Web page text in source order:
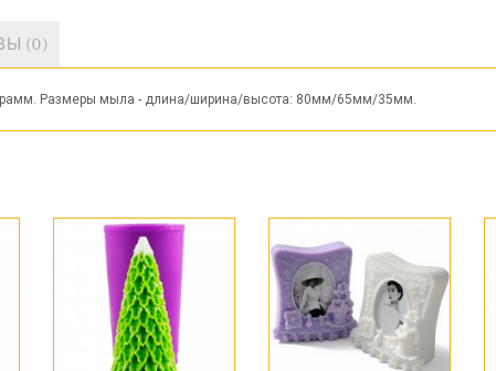
(0)
Размеры мыла - длина/ширина/высота: 80мм/65мм/35мм.